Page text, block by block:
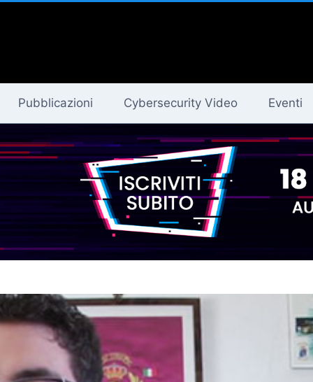
Pubblicazioni Cybersecurity Video Eventi